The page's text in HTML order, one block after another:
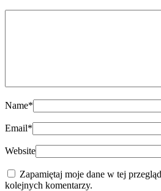
Name*
Email*
Website
Zapamiętaj moje dane w tej
kolejnych komentarzy.